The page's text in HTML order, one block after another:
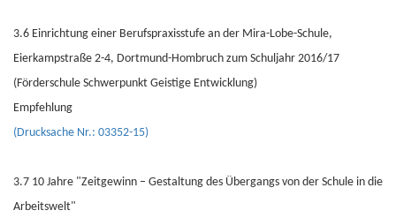
3.6 Einrichtung einer Berufspraxisstufe an der Mira-Lobe-Schule,
Eierkampstraße 2-4, Dortmund-Hombruch zum Schuljahr 2016/17
(Förderschule Schwerpunkt Geistige Entwicklung)
Empfehlung
(Drucksache Nr.: 03352-15)
3.7 10 Jahre "Zeitgewinn – Gestaltung des Übergangs von der Schule in die
Arbeitswelt"